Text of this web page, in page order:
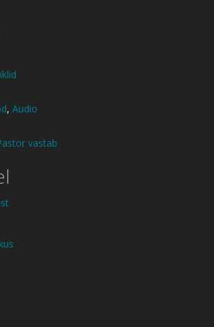
, Audio
vastab